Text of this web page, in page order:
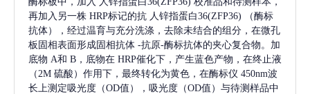
再加入另一株 HRP标记的抗 人锌指蛋白36(ZFP36)
（酶标
抗体），经过温育与充分洗涤，去除未结合的组分，在微孔
板固相表面形成固相抗体 -抗原-酶标抗体的夹心复合物。加
底物 A和 B，底物在 HRP催化下，产生蓝色产物，在终止液
（2M 硫酸）作用下，最终转化为黄色，在酶标仪 450nm波
长上测定吸光度（OD值），吸光度（OD值）与待测样品中